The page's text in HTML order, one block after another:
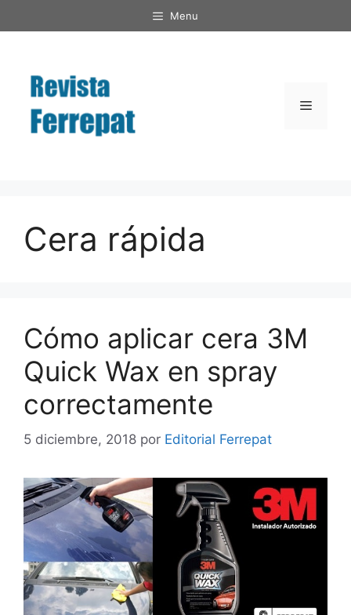
al
Menu
Menú
Cera rápida
Cómo aplicar cera 3M
Quick Wax en spray
correctamente
5 diciembre, 2018 por Editorial Ferrepat